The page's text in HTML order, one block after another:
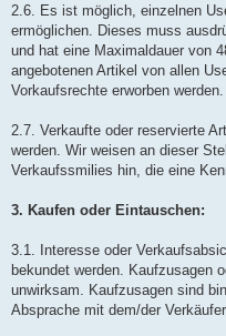
2.6. Es ist möglich, einzelnen
ermöglichen. Dieses muss
und hat eine Maximaldauer von
angebotenen Artikel von allen
Vorkaufsrechte erworben werden.
2.7. Verkaufte oder reservierte
werden. Wir weisen an dieser
Verkaufssmilies hin, die eine
3. Kaufen oder Eintauschen:
3.1. Interesse oder
bekundet werden. Kaufzusagen
unwirksam. Kaufzusagen sind
Absprache mit dem/der